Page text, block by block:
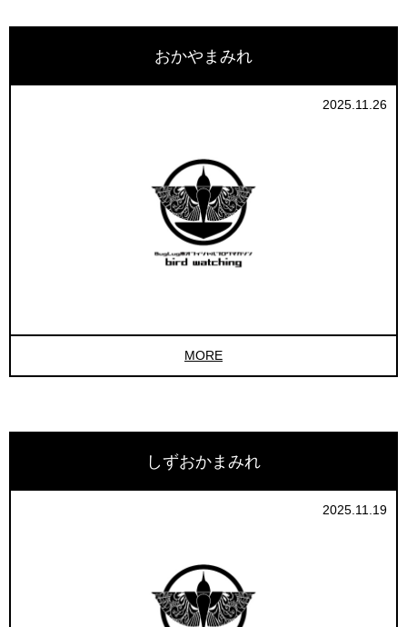
おかやまみれ
2025.11.26
MORE
しずおかまみれ
2025.11.19